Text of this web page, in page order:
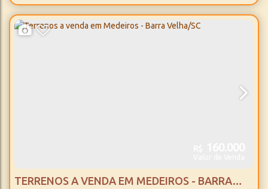
Fundos:
15m
Frente:
15m
TERRENOS A VENDA EM MEDEIROS - BARRA